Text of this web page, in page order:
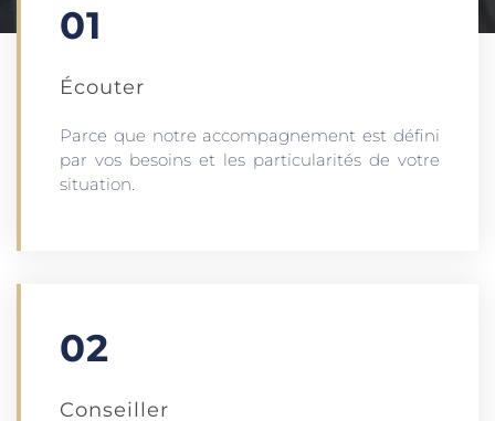
01
Écouter​
Parce que notre accompagnement est défini
par vos besoins et les particularités de votre
situation.
02
Conseiller